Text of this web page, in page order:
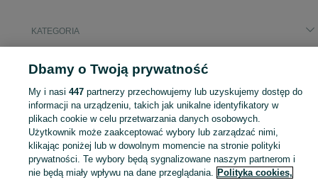
KATEGORIA
Popularne wyszukiwania
Skorzystaj z największego serwisu ogłoszeniowego - Klementowice i okolice! Kupuj to, czego pragniesz i sprzedawaj to, czego już nie potrzebujesz!
Mapa kategorii
Mapa miejscowości
Dbamy o Twoją prywatność
My i nasi 447partnerzy przechowujemy lub uzyskujemy dostęp do
informacji na urządzeniu, takich jak unikalne identyfikatory w
plikach cookie w celu przetwarzania danych osobowych.
Użytkownik może zaakceptować wybory lub zarządzać nimi,
klikając poniżej lub w dowolnym momencie na stronie polityki
prywatności. Te wybory będą sygnalizowane naszym partnerom i
nie będą miały wpływu na dane przeglądania. Polityka cookies,